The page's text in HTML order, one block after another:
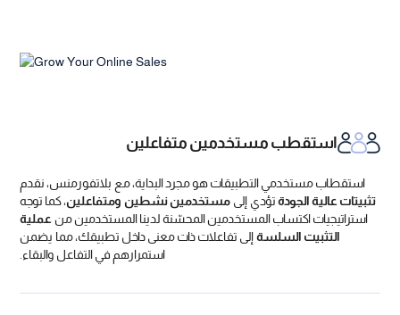
استقطب مستخدمين متفاعلين
استقطاب مستخدمي التطبيقات هو مجرد البداية، مع بلاتفورمنس، نقدم
تثبيتات عالية الجودةتؤدي إلى مستخدمين نشطين ومتفاعلين، كما توجه
استراتيجيات اكتساب المستخدمين المحسّنة لدينا المستخدمين من عملية
التثبيت السلسةإلى تفاعلات ذات معنى داخل تطبيقك، مما يضمن
استمرارهم في التفاعل والبقاء.